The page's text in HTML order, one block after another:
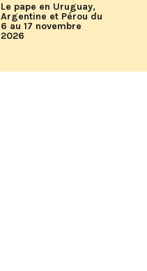
Le pape en Uruguay,
Argentine et Pérou du
6 au 17 novembre
2026